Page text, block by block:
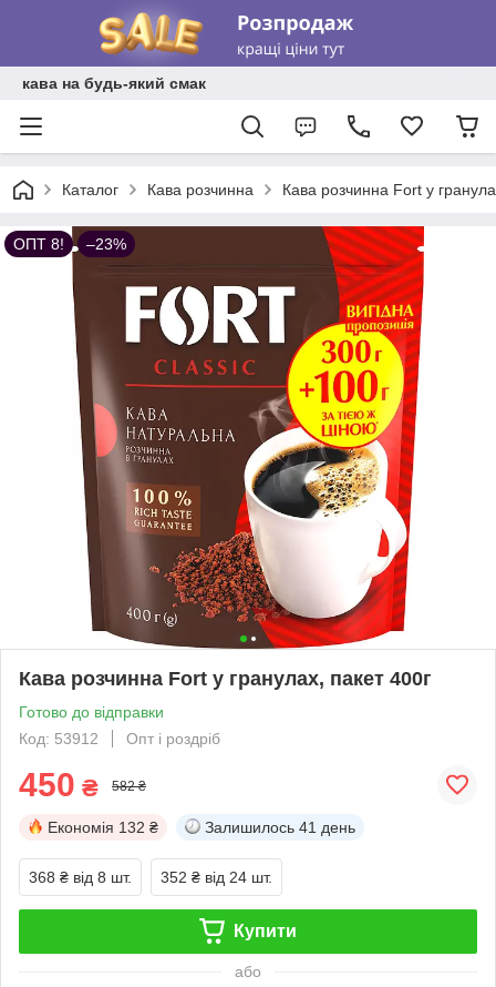
кава на будь-який смак
Каталог Кава розчинна Кава розчинна Fort у
ОПТ 8! –23%
Кава розчинна Fort у гранулах, пакет 400г
Готово до відправки
Код: 53912
Опт і роздріб
450 ₴ 582 ₴
Економія 132 ₴ Залишилось 41 день
368 ₴ від 8 шт. 352 ₴ від 24 шт.
Купити
або